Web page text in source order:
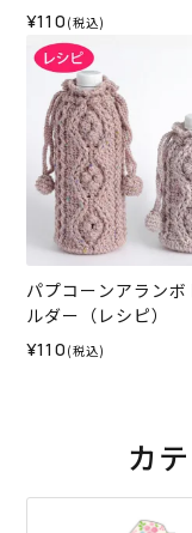
¥110 (税込)
パプコーンアランボ
ルダー（レシピ）
¥110 (税込)
カ